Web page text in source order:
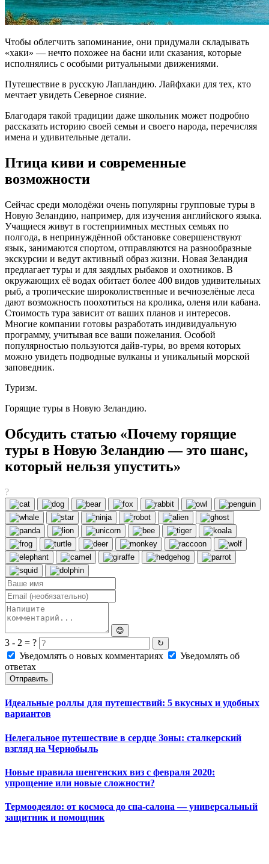
Чтобы облегчить запоминание, они придумали складывать
«хаки» — нечто похожее на басни или сказания, которые
исполнялись с особыми ритуальными движениями.
Путешествие в русскую Лапландию. Лайфхаки для тех, кто
мечтает увидеть Северное сияние.
Благодаря такой традиции даже школьник может подробно
рассказать историю своей семьи и своего народа, перечисляя
имена и удивительные детали.
Птица киви и современные
возможности
Сейчас среди молодёжи очень популярны групповые туры в
Новую Зеландию, например, для изучения английского языка.
Учащиеся живут в гостеприимных местных семьях по
полгода, в непринуждённой обстановке совершенствуют
язык, занимаются спортом, отправляются на разнообразные
экскурсии и ведут активный образ жизни. Новая Зеландия
предлагает туры и для заядлых рыбаков и охотников. В
окружающих её водах обитает более 400 видов удивительных
рыб, а тропические широколиственные и вечнозелёные леса
дают возможность поохотиться на кролика, оленя или кабана.
Стоимость тура зависит от ваших планов и интересов.
Многие компании готовы разработать индивидуальную
программу, учитывая все ваши пожелания. Особой
популярностью пользуются дайв-туры, во время которых
можно увидеть подводные вулканы и уникальный морской
заповедник.
Туризм.
Горящие туры в Новую Зеландию.
Обсудить статью «Почему горящие
туры в Новую Зеландию — это шанс,
который нельзя упустить»
?
😊
3 - 2 = ? ↻
Уведомлять о новых комментариях
Уведомлять об
ответах
Отправить
Идеальные роллы для путешествий: 5 вкусных и удобных
вариантов
Нелегальное путешествие в сердце Зоны: сталкерский
взгляд на Чернобыль
Новые правила шенгенских виз с февраля 2020:
упрощение или новые сложности?
Термоодеяло: от космоса до спа-салона — универсальный
защитник и помощник